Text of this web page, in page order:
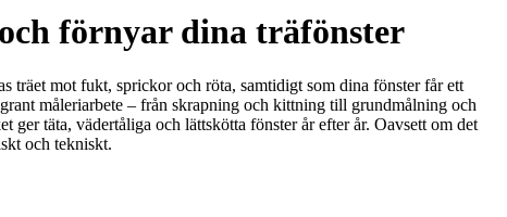
förnyar dina träfönster
träet mot fukt, sprickor och röta, samtidigt som dina fönster får ett
måleriarbete – från skrapning och kittning till grundmålning och
täta, vädertåliga och lättskötta fönster år efter år. Oavsett om det
och tekniskt.